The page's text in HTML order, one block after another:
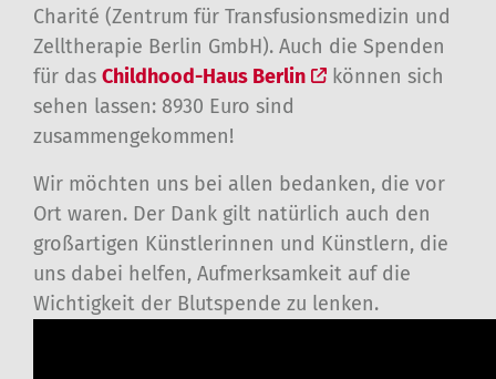
Charité (Zentrum für Transfusionsmedizin und
Zelltherapie Berlin GmbH). Auch die Spenden
für das Childhood-Haus Berlin
können sich
sehen lassen: 8930 Euro sind
zusammengekommen!
Wir möchten uns bei allen bedanken, die vor
Ort waren. Der Dank gilt natürlich auch den
großartigen Künstlerinnen und Künstlern, die
uns dabei helfen, Aufmerksamkeit auf die
Wichtigkeit der Blutspende zu lenken.